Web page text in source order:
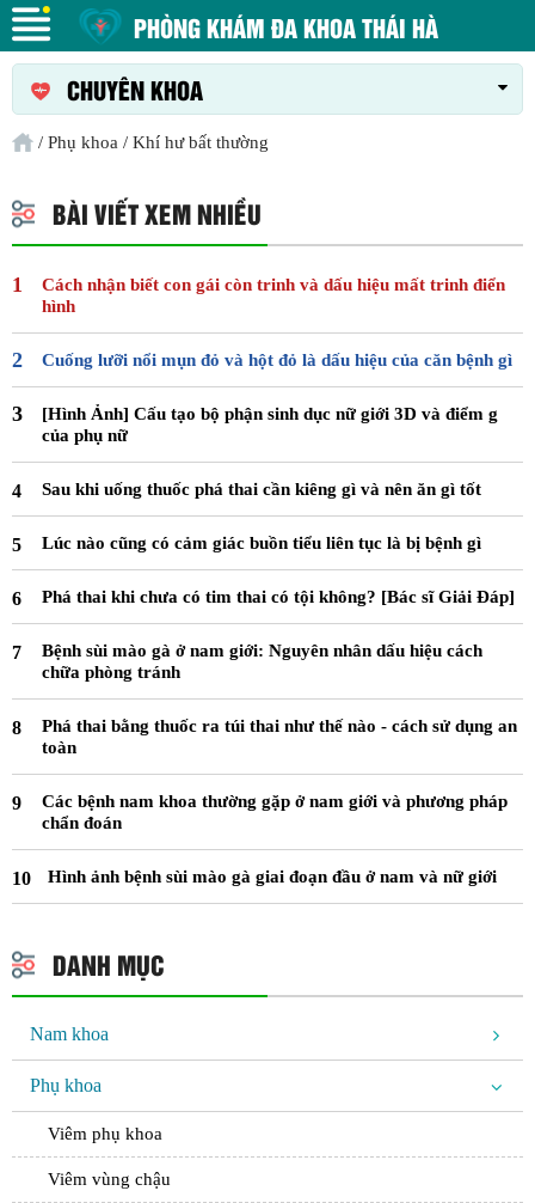
PHÒNG KHÁM ĐA KHOA THÁI HÀ
CHUYÊN KHOA
/ Phụ khoa / Khí hư bất thường
BÀI VIẾT XEM NHIỀU
Cách nhận biết con gái còn trinh và dấu hiệu mất trinh điển
hình
Cuống lưỡi nổi mụn đỏ và hột đỏ là dấu hiệu của căn bệnh gì
[Hình Ảnh] Cấu tạo bộ phận sinh dục nữ giới 3D và điểm g
của phụ nữ
Sau khi uống thuốc phá thai cần kiêng gì và nên ăn gì tốt
Lúc nào cũng có cảm giác buồn tiểu liên tục là bị bệnh gì
Phá thai khi chưa có tim thai có tội không? [Bác sĩ Giải Đáp]
Bệnh sùi mào gà ở nam giới: Nguyên nhân dấu hiệu cách
chữa phòng tránh
Phá thai bằng thuốc ra túi thai như thế nào - cách sử dụng an
toàn
Các bệnh nam khoa thường gặp ở nam giới và phương pháp
chẩn đoán
Hình ảnh bệnh sùi mào gà giai đoạn đầu ở nam và nữ giới
DANH MỤC
Nam khoa
Phụ khoa
Viêm phụ khoa
Viêm vùng chậu